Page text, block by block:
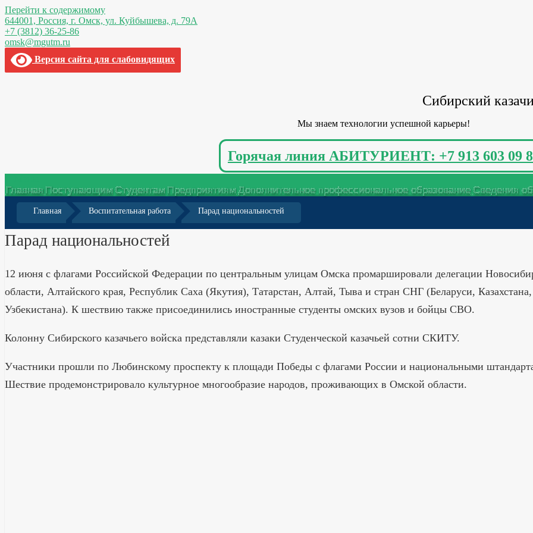
Перейти к содержимому
644001, Россия, г. Омск, ул. Куйбышева, д. 79А
+7 (3812) 36-25-86
omsk@mgutm.ru
Версия сайта для слабовидящих
Сибирский
Мы знаем технологии успешной карьеры!
Горячая линия АБИТУРИЕНТ: +7 913 603 09
Главная ПоступающимСтудентам ПредприятиямДополнительное профессиональное образованиеСведения
Главная Воспитательная работа Парад национальностей
Парад национальностей
12 июня с флагами Российской Федерации по центральным улицам Омска промаршировали делегации
области, Алтайского края, Республик Саха (Якутия), Татарстан, Алтай, Тыва и стран СНГ (Беларуси, Казахстана,
Узбекистана). К шествию также присоединились иностранные студенты омских вузов и бойцы СВО.
Колонну Сибирского казачьего войска представляли казаки Студенческой казачьей сотни СКИТУ.
Участники прошли по Любинскому проспекту к площади Победы с флагами России и национальными
Шествие продемонстрировало культурное многообразие народов, проживающих в Омской области.